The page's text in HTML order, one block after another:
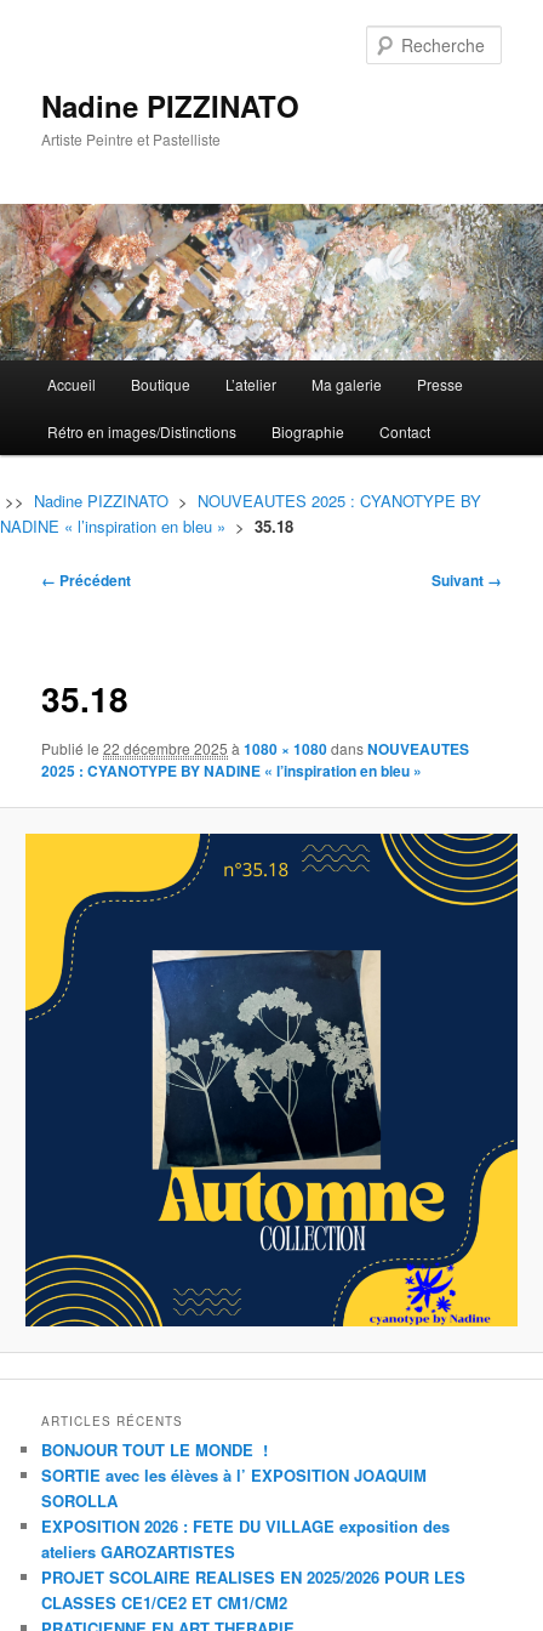
Nadine PIZZINATO
Artiste Peintre et Pastelliste
principal
Aller
au
contenu
principal
Aller
au
contenu
secondaire
Accueil Boutique L’atelier Ma galerie Presse
Rétro en images/Distinctions Biographie Contact
>> Nadine PIZZINATO > NOUVEAUTES 2025 : CYANOTYPE BY
NADINE « l’inspiration en bleu » > 35.18
Navigation
← Précédent Suivant →
35.18
Publié le22 décembre 2025 à1080 × 1080dansNOUVEAUTES
2025 : CYANOTYPE BY NADINE « l’inspiration en bleu »
ARTICLES RÉCENTS
BONJOUR TOUT LE MONDE !
SORTIE avec les élèves à l’ EXPOSITION JOAQUIM
SOROLLA
EXPOSITION 2026 : FETE DU VILLAGE exposition des
ateliers GAROZARTISTES
PROJET SCOLAIRE REALISES EN 2025/2026 POUR LES
CLASSES CE1/CE2 ET CM1/CM2